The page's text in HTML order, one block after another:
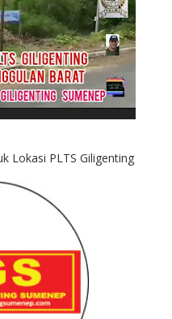
Lokasi PLTS Giligenting